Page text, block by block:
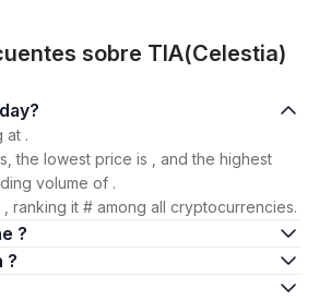
sobre TIA(Celestia)
is today?
at .
the lowest price is , and the highest
volume of .
ranking it # among all cryptocurrencies.
?
?